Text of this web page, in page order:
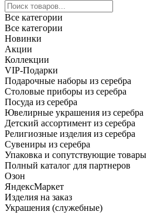
Все категории
Все категории
Новинки
Акции
Коллекции
VIP-Подарки
Подарочные наборы из серебра
Столовые приборы из серебра
Посуда из серебра
Ювелирные украшения из серебра
Детский ассортимент из серебра
Религиозные изделия из серебра
Сувениры из серебра
Упаковка и сопутствующие товары
Полный каталог для партнеров
Озон
ЯндексМаркет
Изделия на заказ
Украшения (служебные)